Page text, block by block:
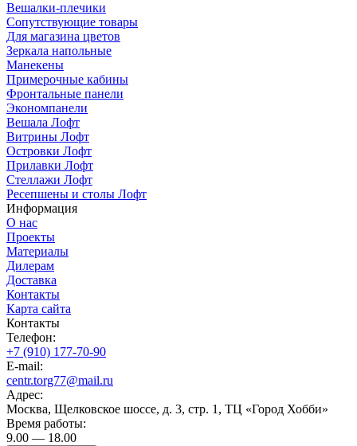
Вешалки-плечики
Сопутствующие товары
Для магазина цветов
Зеркала напольные
Манекены
Примерочные кабины
Фронтальные панели
Экономпанели
Вешала Лофт
Витрины Лофт
Островки Лофт
Прилавки Лофт
Стеллажи Лофт
Ресепшены и столы Лофт
Информация
О нас
Проекты
Материалы
Дилерам
Доставка
Контакты
Карта сайта
Контакты
Телефон:
+7 (910) 177-70-90
E-mail:
centr.torg77@mail.ru
Адрес:
Москва, Щелковское шоссе, д. 3, стр. 1, ТЦ «Город Хобби»
Время работы:
9.00 — 18.00